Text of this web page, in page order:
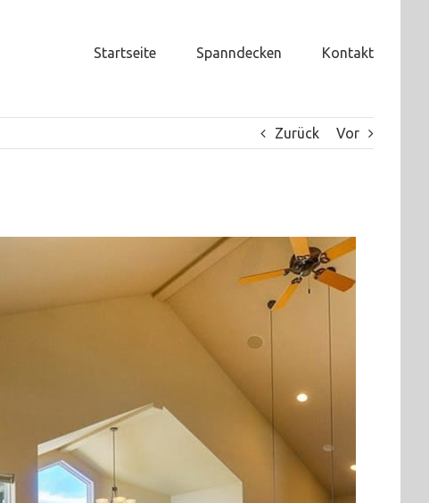
Startseite Spanndecken Kontakt
Zurück Vor